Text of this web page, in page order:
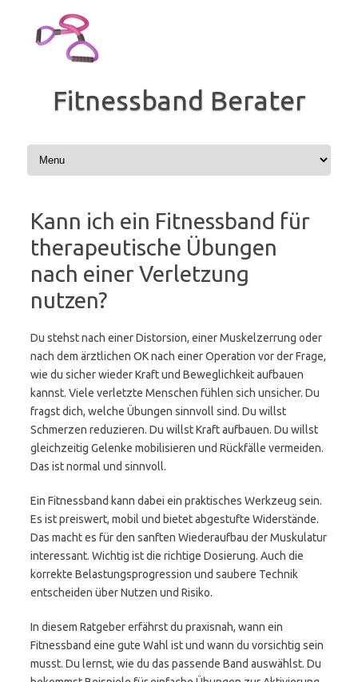
springen
Fitnessband Berater
Kann ich ein Fitnessband für
therapeutische Übungen
nach einer Verletzung
nutzen?
Du stehst nach einer Distorsion, einer Muskelzerrung oder
nach dem ärztlichen OK nach einer Operation vor der Frage,
wie du sicher wieder Kraft und Beweglichkeit aufbauen
kannst. Viele verletzte Menschen fühlen sich unsicher. Du
fragst dich, welche Übungen sinnvoll sind. Du willst
Schmerzen reduzieren. Du willst Kraft aufbauen. Du willst
gleichzeitig Gelenke mobilisieren und Rückfälle vermeiden.
Das ist normal und sinnvoll.
Ein Fitnessband kann dabei ein praktisches Werkzeug sein.
Es ist preiswert, mobil und bietet abgestufte Widerstände.
Das macht es für den sanften Wiederaufbau der Muskulatur
interessant. Wichtig ist die richtige Dosierung. Auch die
korrekte Belastungsprogression und saubere Technik
entscheiden über Nutzen und Risiko.
In diesem Ratgeber erfährst du praxisnah, wann ein
Fitnessband eine gute Wahl ist und wann du vorsichtig sein
musst. Du lernst, wie du das passende Band auswählst. Du